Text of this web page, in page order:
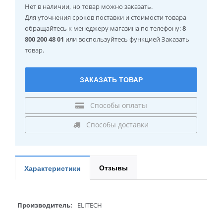
Нет в наличии, но товар можно заказать.
Для уточнения сроков поставки и стоимости товара
обращайтесь к менеджеру магазина по телефону:8
800 200 48 01 или воспользуйтесь функцией Заказать
товар.
ЗАКАЗАТЬ ТОВАР
Способы оплаты
Способы доставки
Характеристики Отзывы
Производитель: ELITECH